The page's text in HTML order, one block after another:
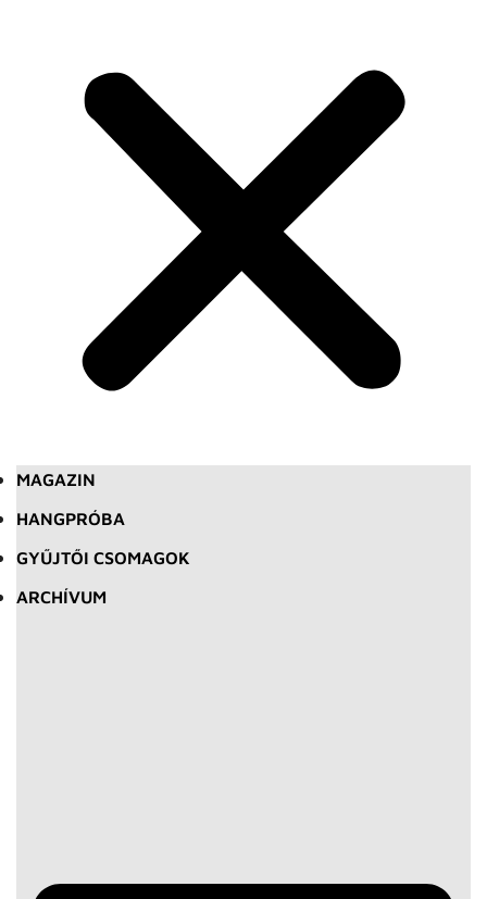
MAGAZIN
HANGPRÓBA
GYŰJTŐI CSOMAGOK
ARCHÍVUM